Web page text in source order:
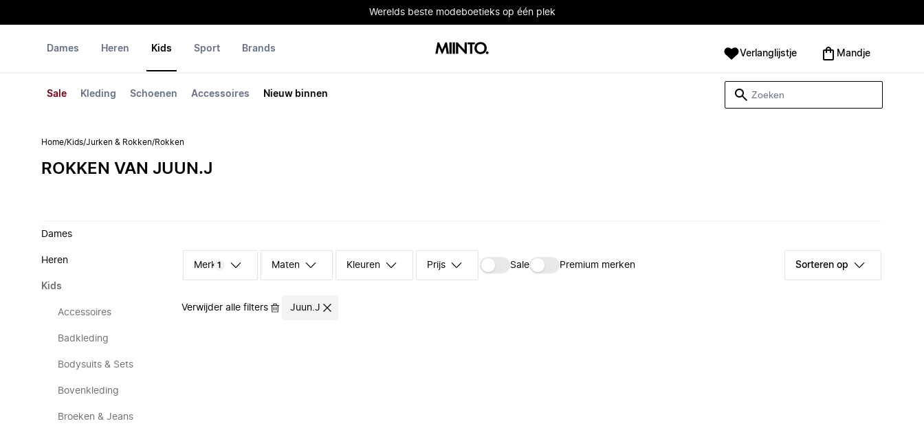
Werelds beste modeboetieks op één plek
Dames Heren Kids
Sale Kleding Schoenen Accessoires Nieuw binnen
Sport Brands Verlanglijstje Mandje
Home/Kids/Jurken & Rokken/Rokken
ROKKEN VAN JUUN.J
Dames
Heren
Kids
Accessoires
Badkleding
Bodysuits & Sets
Bovenkleding
Broeken & Jeans
Merk 1 Maten Kleuren Prijs Sale Premium merken Sorteren op
Verwijder alle filters Juun.J